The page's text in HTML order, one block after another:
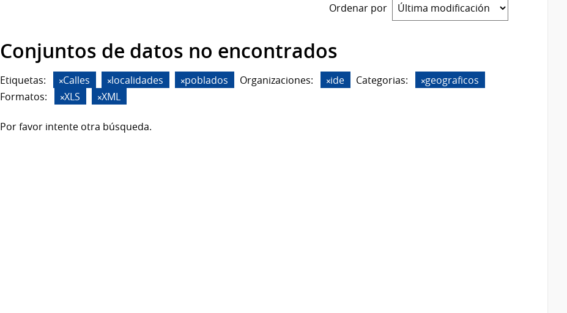
Ordenar por
Conjuntos de datos no encontrados
Etiquetas: Calles localidades poblados Organizaciones: ide Categorias:
geograficos
Formatos:
XLS XML
Por favor intente otra búsqueda.